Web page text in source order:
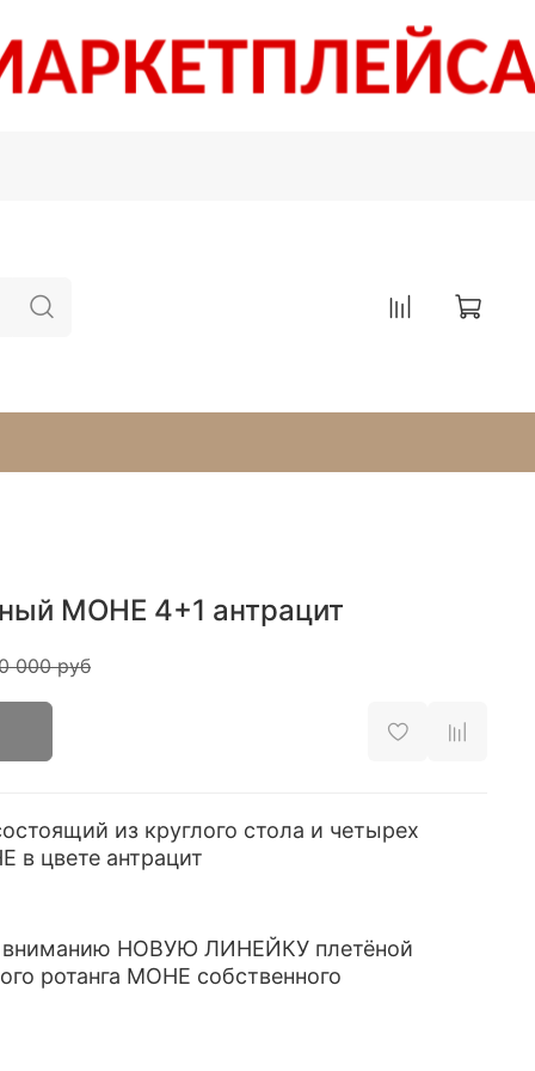
МОНЕ 4+1 антрацит
000 руб
из круглого стола и четырех
в цвете антрацит
вниманию НОВУЮ ЛИНЕЙКУ плетёной
ротанга МОНЕ собственного